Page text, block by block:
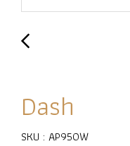
Dash
SKU : AP950W